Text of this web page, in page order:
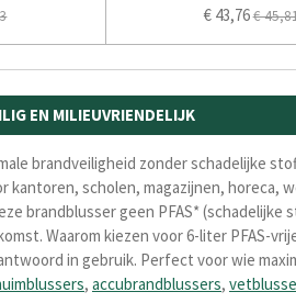
€ 43,76€
EN MILIEUVRIENDELIJK
brandveiligheid zonder schadelijke
scholen, magazijnen, horeca,
brandblusser geen PFAS* (schadelijke
Waarom kiezen voor 6-liter PFAS-
in gebruik. Perfect voor wie
, accubrandblussers,